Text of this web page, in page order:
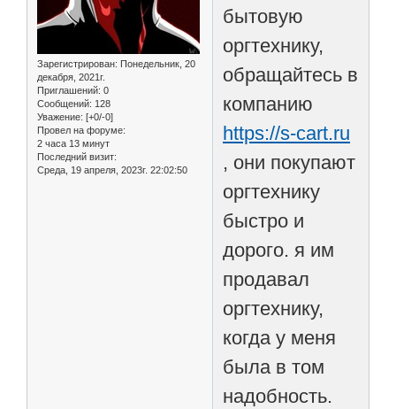
Зарегистрирован: Понедельник, 20
декабря, 2021г.
Приглашений: 0
Сообщений: 128
Уважение: [+0/-0]
Провел на форуме:
2 часа 13 минут
Последний визит:
Среда, 19 апреля, 2023г. 22:02:50
бытовую
оргтехнику,
обращайтесь в
компанию
https://s-cart.ru
, они покупают
оргтехнику
быстро и
дорого. я им
продавал
оргтехнику,
когда у меня
была в том
надобность.